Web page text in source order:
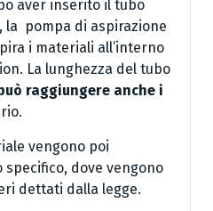
aver inserito il tubo
la pompa di aspirazione
i materiali all’interno
La lunghezza del tubo
raggiungere anche i
vengono poi
dove vengono
dettati dalla legge.